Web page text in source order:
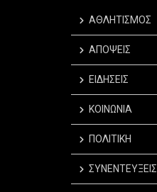
ΑΘΛΗΤΙΣΜΟΣ
ΑΠΟΨΕΙΣ
ΕΙΔΗΣΕΙΣ
ΚΟΙΝΩΝΙΑ
ΠΟΛΙΤΙΚΗ
ΣΥΝΕΝΤΕΥΞΕΙΣ